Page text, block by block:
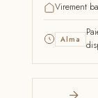
Virement
Alma